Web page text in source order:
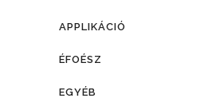
APPLIKÁCIÓ
ÉFOÉSZ
EGYÉB